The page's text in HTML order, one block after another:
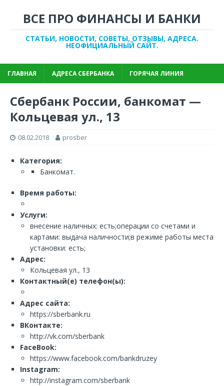
ВСЕ ПРО ФИНАНСЫ И БАНКИ
СТАТЬИ, НОВОСТИ, СОВЕТЫ, ОТЗЫВЫ, АДРЕСА.
НЕОФИЦИАЛЬНЫЙ САЙТ.
ГЛАВНАЯ АДРЕСА СБЕРБАНКА ГОРЯЧАЯ ЛИНИЯ
Сбербанк России, банкомат —
Кольцевая ул., 13
08.02.2018 prosber
Категория:
Банкомат.
Время работы:
Услуги:
внесение наличных: есть;операции со счетами и
картами: выдача наличности;в режиме работы места
установки: есть;
Адрес:
Кольцевая ул., 13
Контактный(е) телефон(ы):
Адрес сайта:
https://sberbank.ru
ВКонтакте:
http://vk.com/sberbank
FaceBook:
https://www.facebook.com/bankdruzey
Instagram:
http://instagram.com/sberbank